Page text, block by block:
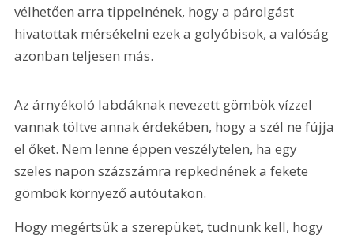
vélhetően arra tippelnének, hogy a párolgást
hivatottak mérsékelni ezek a golyóbisok, a valóság
azonban teljesen más.
Az árnyékoló labdáknak nevezett gömbök vízzel
vannak töltve annak érdekében, hogy a szél ne fújja
el őket. Nem lenne éppen veszélytelen, ha egy
szeles napon százszámra repkednének a fekete
gömbök környező autóutakon.
Hogy megértsük a szerepüket, tudnunk kell, hogy